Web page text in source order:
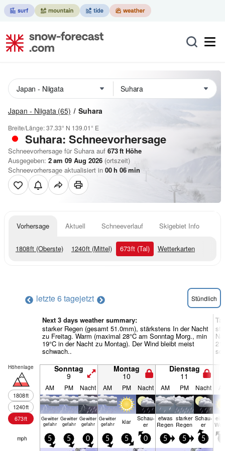
Japan - Niigata (65) Suhara
Breite/Länge:37.33° N 139.01° E
Suhara: Schneevorhersage
Schneevorhersage für Suhara auf 673ft Höhe
Ausgegeben: 2 am 09 Aug 2026 (ortszeit)
Schneevorhersage aktualisiert in 00h 06min
Vorhersage Aktuell Schneeverlauf Skigebiet Info
1808ft (Oberste) 1240ft (Mittel) 673ft (Tal) Wetterkarten
letzte 6 tagejetzt Stündlich
Next 3 days weather summary:
starker Regen (gesamt 51.0mm), stärkstens In der Nacht
zu Freitag. Warm (maximal 28°C am Sonntag Morg., min
19°C in der Nacht zu Montag). Der Wind bleibt meist
schwach..
Höhenlage
1808ft
1240ft
673ft
Sonntag
9
Montag
10
Dienstag
11
AM PM Nacht AM PM Nacht AM PM Nacht
Gewitter
gefahr
Gewitter
gefahr
Gewitter
gefahr
Gewitter
gefahr
klar Schau­
er
etwas
Regen
starker
Regen
Schau­
er
mph 5 5 0 5 5 0 5 5 5